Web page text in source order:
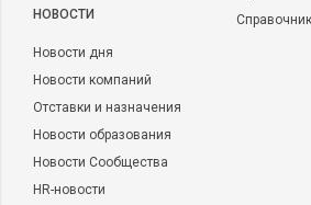
НОВОСТИ
Новости дня
Новости компаний
Отставки и назначения
Новости образования
Новости Сообщества
HR-новости